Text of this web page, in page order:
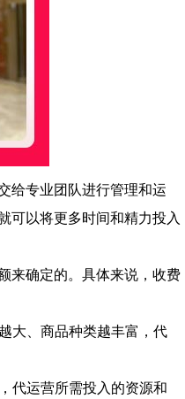
专业团队进行管理和运
可以将更多时间和精力投入
确定的。具体来说，收费
大、商品种类越丰富，代
代运营所需投入的资源和